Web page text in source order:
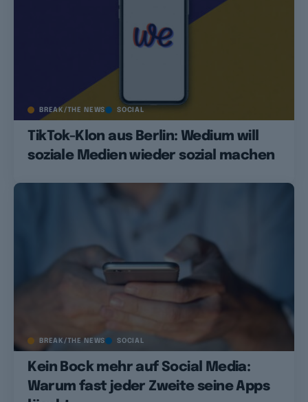
BREAK/THE NEWS SOCIAL
TikTok-Klon aus Berlin: Wedium will
soziale Medien wieder sozial machen
BREAK/THE NEWS SOCIAL
Kein Bock mehr auf Social Media:
Warum fast jeder Zweite seine Apps